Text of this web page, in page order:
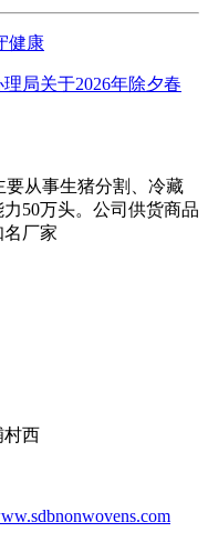
健康
局关于2026年除夕春
要从事生猪分割、冷藏
50万头。公司供货商品
厂家
村西